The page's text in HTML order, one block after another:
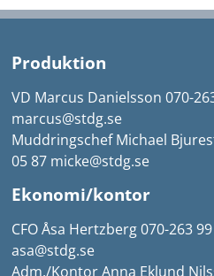
Produktion
VD Marcus Danielsson 070-
marcus@stdg.se
Muddringschef Michael
05 87 micke@stdg.se
Ekonomi/kontor
CFO Åsa Hertzberg 070-263
asa@stdg.se
Adm./Kontor Anna Eklund